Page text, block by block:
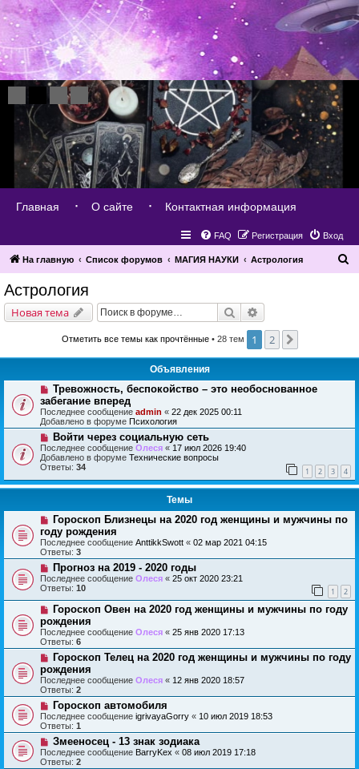
Главная О сайте Контактная информация
Вход
Регистрация
FAQ
На главную Список форумов МАГИЯ НАУКИ Астрология
Астрология
Новая тема Поиск
Отметить все темы как прочтённые• 28 тем 1 2
Объявления
Тревожность, беспокойство – это необоснованное
забегание вперед
Последнее сообщение admin « 22 дек 2025 00:11
Добавлено в форуме Психология
Войти через социальную сеть
Последнее сообщение Олеся « 17 июл 2026 19:40
Добавлено в форуме Технические вопросы
Ответы: 34 1 2 3 4
Темы
Гороскоп Близнецы на 2020 год женщины и мужчины по
году рождения
Последнее сообщение AnttikkSwott « 02 мар 2021 04:15
Ответы: 3
Прогноз на 2019 - 2020 годы
Последнее сообщение Олеся « 25 окт 2020 23:21
Ответы: 10 1 2
Гороскоп Овен на 2020 год женщины и мужчины по году
рождения
Последнее сообщение Олеся « 25 янв 2020 17:13
Ответы: 6
Гороскоп Телец на 2020 год женщины и мужчины по году
рождения
Последнее сообщение Олеся « 12 янв 2020 18:57
Ответы: 2
Гороскоп автомобиля
Последнее сообщение igrivayaGorry « 10 июл 2019 18:53
Ответы: 1
Змееносец - 13 знак зодиака
Последнее сообщение BarryKex « 08 июл 2019 17:18
Ответы: 2